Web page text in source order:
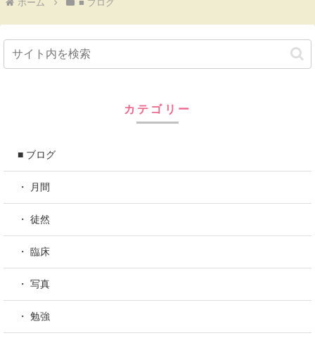
ホーム ■ ブログ
カテゴリー
■ ブログ
・ 月間
・ 徒然
・ 臨床
・ 写真
・ 勉強